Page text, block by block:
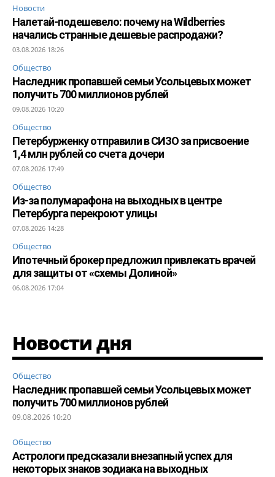
Новости
Налетай-подешевело: почему на Wildberries
начались странные дешевые распродажи?
03.08.2026 18:26
Общество
Наследник пропавшей семьи Усольцевых может
получить 700 миллионов рублей
09.08.2026 10:20
Общество
Петербурженку отправили в СИЗО за присвоение
1,4 млн рублей со счета дочери
07.08.2026 17:49
Общество
Из-за полумарафона на выходных в центре
Петербурга перекроют улицы
07.08.2026 14:28
Общество
Ипотечный брокер предложил привлекать врачей
для защиты от «схемы Долиной»
06.08.2026 17:04
Новости дня
Общество
Наследник пропавшей семьи Усольцевых может
получить 700 миллионов рублей
09.08.2026 10:20
Общество
Астрологи предсказали внезапный успех для
некоторых знаков зодиака на выходных